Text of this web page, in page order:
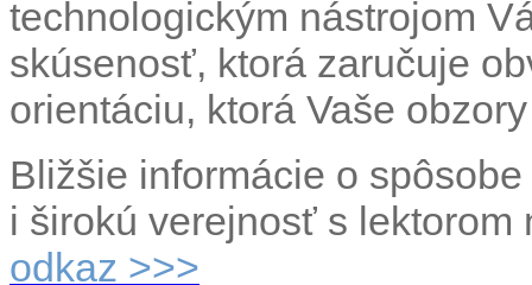
technologickým nástrojom
skúsenosť, ktorá zaručuje
orientáciu, ktorá Vaše
Bližšie informácie o
i širokú verejnosť s
odkaz >>>